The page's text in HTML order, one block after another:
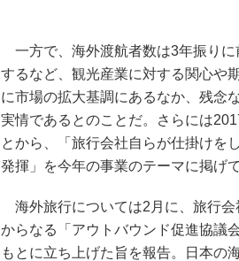
一方で、海外渡航者数は3年振り
するなど、観光産業に対する関心や
に市場の拡大基調にあるなか、残念
実情であるとのことだ。さらには
とから、「旅行会社自らが仕掛けを
発揮」を今年の事業のテーマに掲げ
海外旅行については2月に、旅行会
からなる「アウトバウンド促進協議
もとに立ち上げた旨を報告。日本の